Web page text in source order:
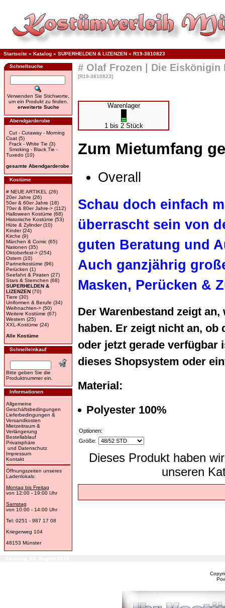
Startseite » Katalog » SUPERHELDEN & LIZENZEN » R19-3810823
Schnellsuche
Verwenden Sie Stichworte,
um ein Produkt zu finden.
erweiterte Suche
Abendgarderobe
Cut - Cutaway - Morning
Coat (5)
Frack - White Tie (3)
Smoking - Black Tie -
Tuxedo (10)
gesamte Abendgarderobe
Kostüme
# NEUE ARTIKEL
(26)
20er Jahre (26)
50er & 60er Jahre (18)
70er & 80er Jahre-> (112)
Halloween Kostüme (68)
Historische Kostüme (53)
Hüte & Zylinder(10)
Kinder(24)
Kirche (9)
Märchen & Comic (65)
Nationen (35)
Oktoberfest-> (254)
Ostern (10)
Partnerkostüme (96)
Perücken (1)
Seefahrt & Piraten (27)
Stars & Sternchen (68)
SUPERHELDEN &
LIZENZEN (70)
Tiere (30)
Uniformen & Berufe (34)
Weihnachten-> (50)
Weitere Kostüme (67)
Western (25)
XXL-Kostüme (24)
Alle Kostüme
Schnelleinkauf
Bitte geben Sie die
Produktnummer ein.
Informationen
Allgemeine
Geschäftsbedingungen
Lieferbedingungen &
Versandkosten
Mietzeitraum &
Verlängerung
Bestellablauf
Privatsphäre
und Datenschutz
Impressum
Kontakt
Öffnungszeiten unseres
Ladenlokals:
Montag bis Freitag
von 12:00 - 19:00 Uhr
Samstag
von 10:00 - 14:00 Uhr
Tel: 0251 - 987 17 08
Kriegerweg 104
48153 Münster
# Olaf Frozen | Die Eiskönigin
[R19-3810823]
Warenlager
1 bis 2 Stück
Zum Mietumfang
Overall
Schau doch einfach
überrascht sein von
guten Beratung und
Auch ganzjährig
Masken, Perücken &
Der Warenbestand zeigt
haben. Er zeigt nicht an,
oder jetzt gerade verfügbar
dieses Shopsystem oder
Material:
Polyester 100%
Optionen:
Größe:
Dieses Produkt haben
unseren